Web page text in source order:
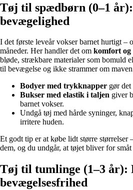
Tøj til spædbørn (0–1
bevægelighed
I det første leveår vokser barnet hurtigt –
måneder. Her handler det om komfort og
bløde, strækbare materialer som bomuld
til bevægelse og ikke strammer om
Bodyer med trykknapper gør
Bukser med elastik i taljen giver
barnet vokser.
Undgå tøj med hårde syninger,
irritere huden.
Et godt tip er at købe lidt større størrelser
dem, og du undgår, at tøjet bliver for småt
Tøj til tumlinge (1–3 år):
bevægelsesfrihed